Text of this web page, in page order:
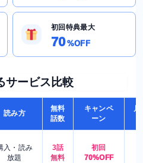
初回特典最大
70%OFF
サービス比較
読み方
無料
話数
キャンペ
ーン
月
入・読み
放題
3話
無料
初回
70%OFF